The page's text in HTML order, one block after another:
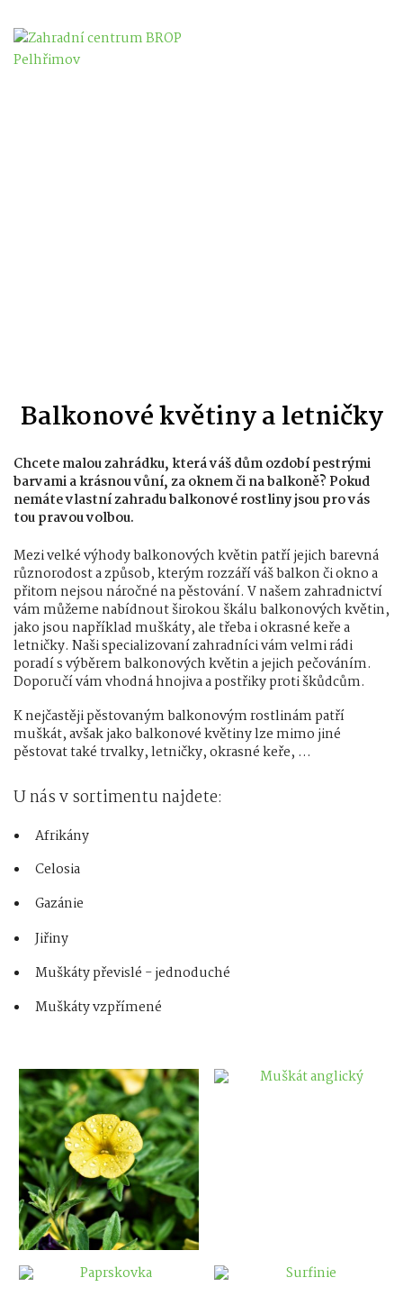
Balkonové květiny a letničky
Chcete malou zahrádku, která váš dům ozdobí pestrými
barvami a krásnou vůní, za oknem či na balkoně? Pokud
nemáte vlastní zahradu balkonové rostliny jsou pro vás
tou pravou volbou.
Mezi velké výhody balkonových květin patří jejich barevná
různorodost a způsob, kterým rozzáří váš balkon či okno a
přitom nejsou náročné na pěstování. V našem zahradnictví
vám můžeme nabídnout širokou škálu balkonových květin,
jako jsou například muškáty, ale třeba i okrasné keře a
letničky. Naši specializovaní zahradníci vám velmi rádi
poradí s výběrem balkonových květin a jejich pečováním.
Doporučí vám vhodná hnojiva a postřiky proti škůdcům.
K nejčastěji pěstovaným balkonovým rostlinám patří
muškát, avšak jako balkonové květiny lze mimo jiné
pěstovat také trvalky, letničky, okrasné keře, …
U nás v sortimentu najdete:
Afrikány
Celosia
Gazánie
Jiřiny
Muškáty převislé - jednoduché
Muškáty vzpřímené